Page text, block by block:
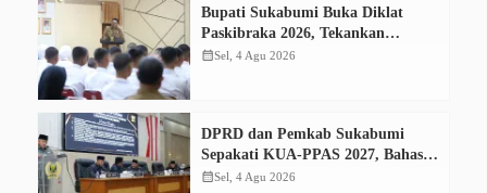
Bupati Sukabumi Buka Diklat
Paskibraka 2026, Tekankan
Disiplin dan Tanggung Jawab
calendar_monthSel, 4 Agu 2026
DPRD dan Pemkab Sukabumi
Sepakati KUA-PPAS 2027, Bahas
Perubahan APBD 2026
calendar_monthSel, 4 Agu 2026